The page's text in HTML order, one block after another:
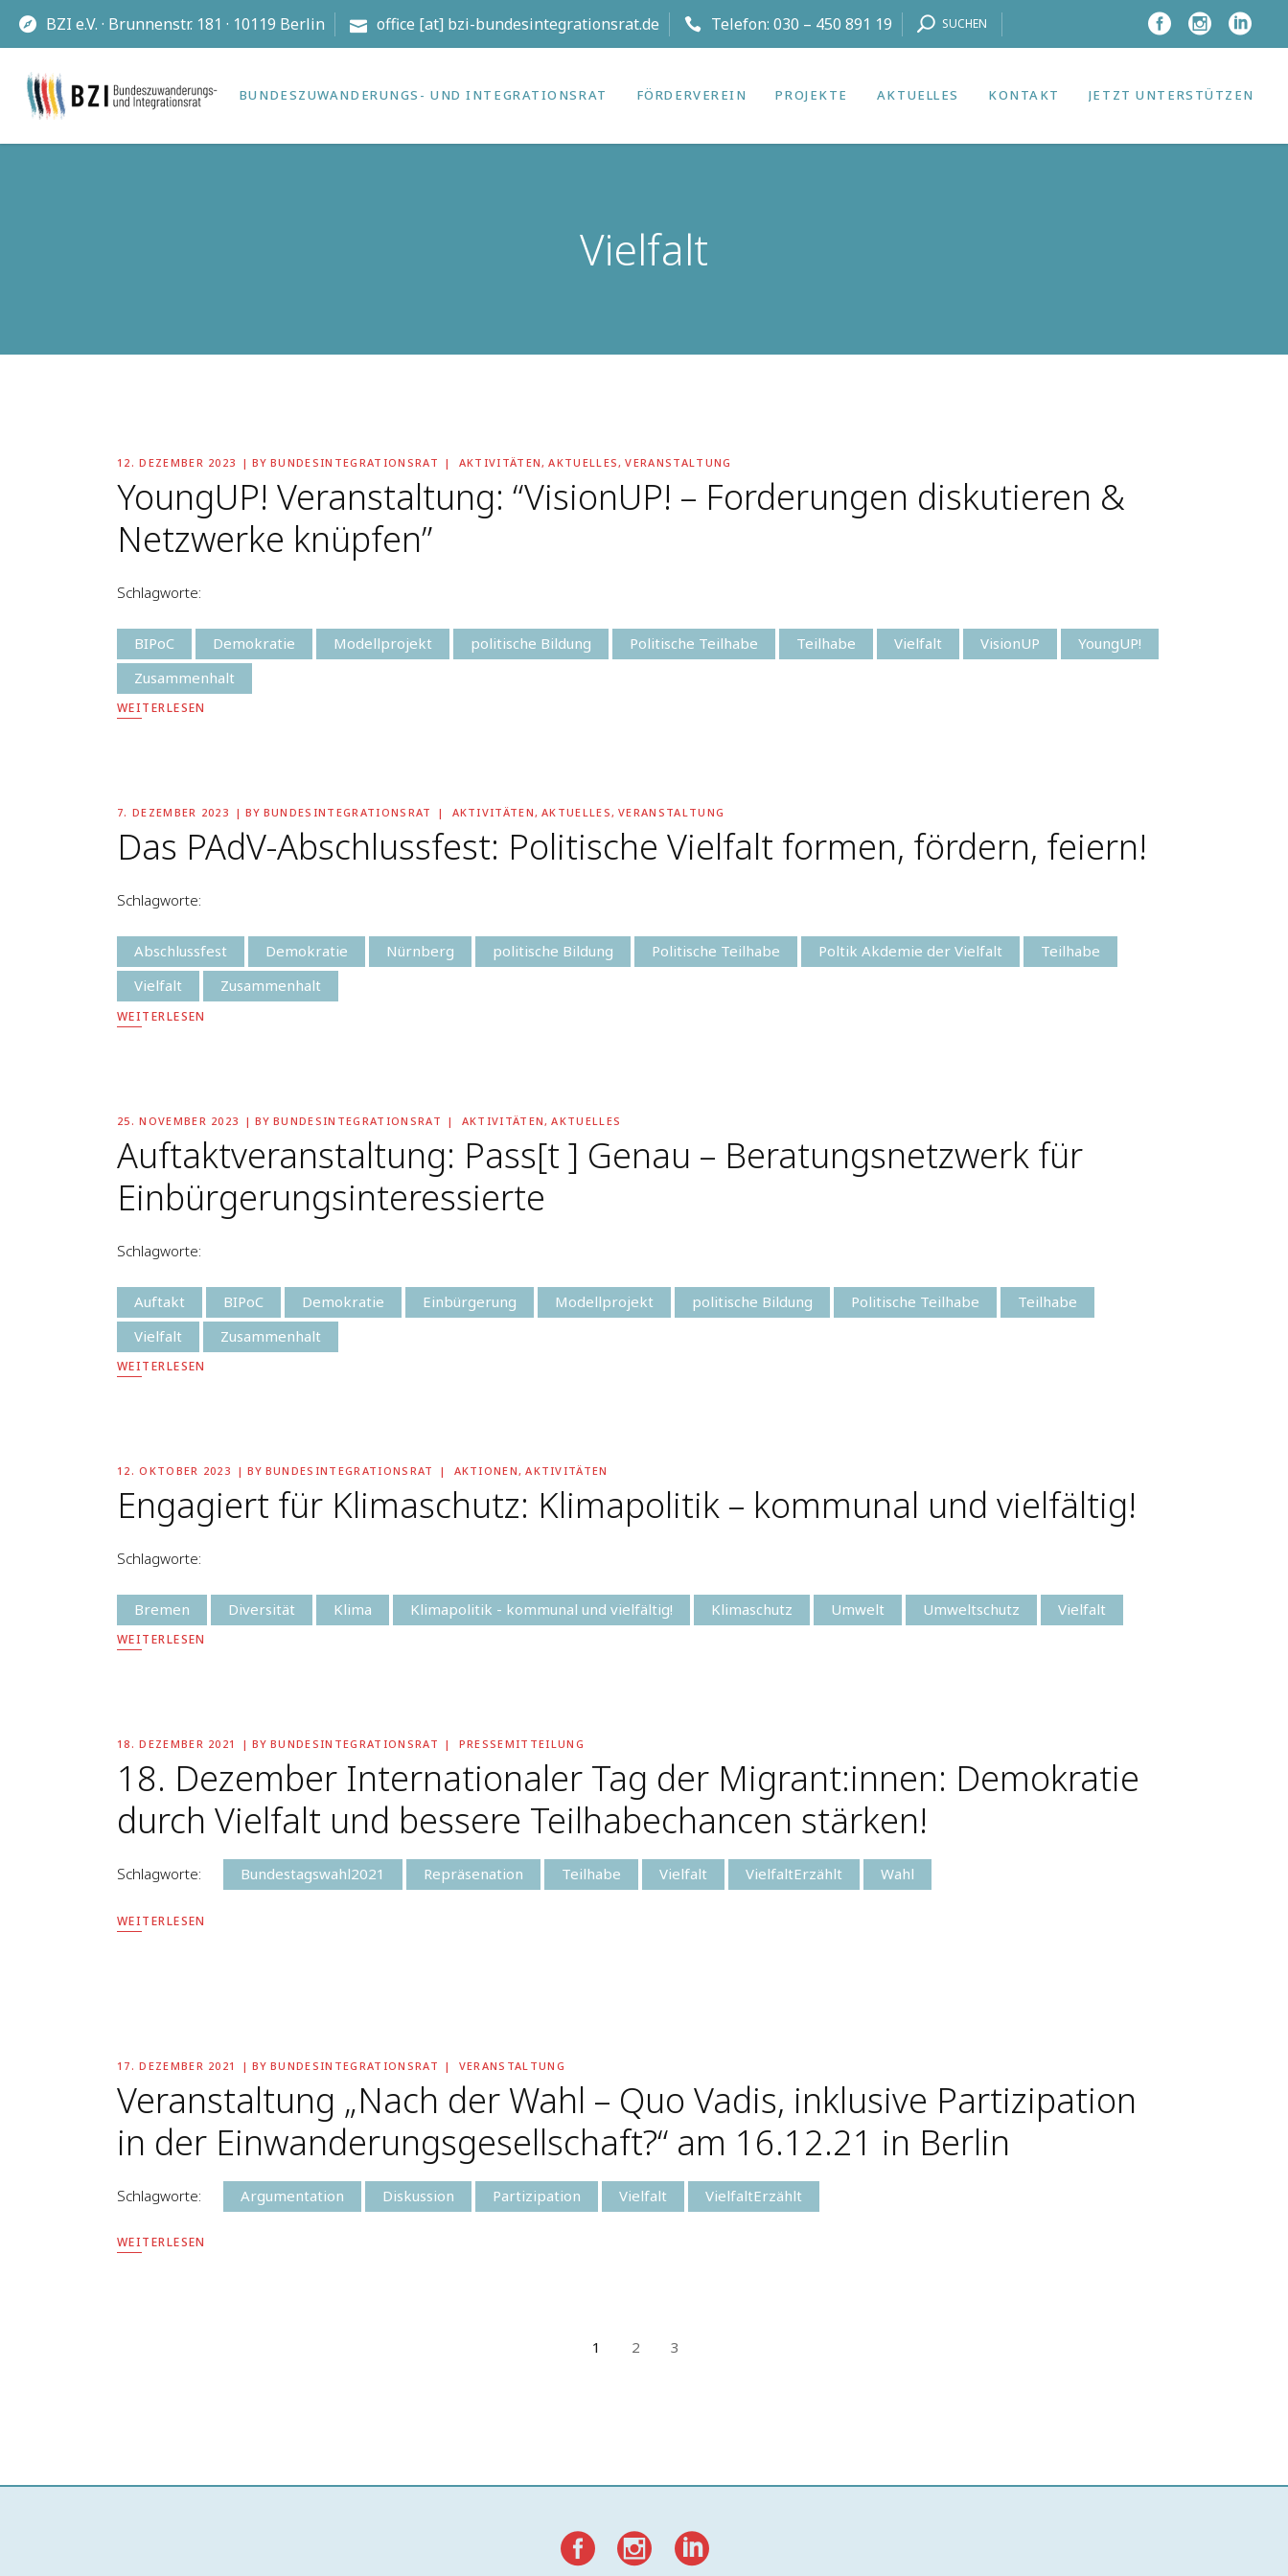
BZI e.V. · Brunnenstr. 181 · 10119 Berlin office [at] bzi-bundesintegrationsrat.de Telefon: 030 – 450 891 19 SUCHEN
BUNDES­ZUWANDERUNGS- UND INTEGRATIONS­RAT FÖRDERVEREIN PROJEKTE AKTUELLES KONTAKT JETZT UNTERSTÜTZEN
Vielfalt
12. DEZEMBER 2023 BYBUNDESINTEGRATIONSRAT AKTIVITÄTEN,AKTUELLES,VERANSTALTUNG
YoungUP! Veranstaltung: “VisionUP! – Forderungen diskutieren &
Netzwerke knüpfen”
Schlagworte:
BIPoC Demokratie Modellprojekt politische Bildung Politische Teilhabe Teilhabe Vielfalt VisionUP
YoungUP!
Zusammenhalt
WEITERLESEN
7. DEZEMBER 2023 BY BUNDESINTEGRATIONSRAT AKTIVITÄTEN,AKTUELLES,VERANSTALTUNG
Das PAdV-Abschlussfest: Politische Vielfalt formen, fördern, feiern!
Schlagworte:
Abschlussfest Demokratie Nürnberg politische Bildung Politische Teilhabe Poltik Akdemie der Vielfalt
Teilhabe
Vielfalt
Zusammenhalt
WEITERLESEN
25. NOVEMBER 2023 BYBUNDESINTEGRATIONSRAT AKTIVITÄTEN ,AKTUELLES
Auftaktveranstaltung: Pass[t ] Genau – Beratungsnetzwerk für
Einbürgerungsinteressierte
Schlagworte:
Auftakt BIPoC Demokratie Einbürgerung Modellprojekt politische Bildung Politische Teilhabe
Teilhabe
Vielfalt
Zusammenhalt
WEITERLESEN
12. OKTOBER 2023 BY BUNDESINTEGRATIONSRAT AKTIONEN,AKTIVITÄTEN
Engagiert für Klimaschutz: Klimapolitik – kommunal und vielfältig!
Schlagworte:
Bremen Diversität Klima Klimapolitik - kommunal und vielfältig! Klimaschutz Umwelt Umweltschutz Vielfalt
WEITERLESEN
18. DEZEMBER 2021 BYBUNDESINTEGRATIONSRAT PRESSEMITTEILUNG
18. Dezember Internationaler Tag der Migrant:innen: Demokratie
durch Vielfalt und bessere Teilhabechancen stärken!
Schlagworte: Bundestagswahl2021 Repräsenation Teilhabe Vielfalt VielfaltErzählt Wahl
WEITERLESEN
17. DEZEMBER 2021 BYBUNDESINTEGRATIONSRAT VERANSTALTUNG
Veranstaltung „Nach der Wahl – Quo Vadis, inklusive Partizipation
in der Einwanderungsgesellschaft?“ am 16.12.21 in Berlin
Schlagworte: Argumentation Diskussion Partizipation Vielfalt VielfaltErzählt
WEITERLESEN
1 2 3